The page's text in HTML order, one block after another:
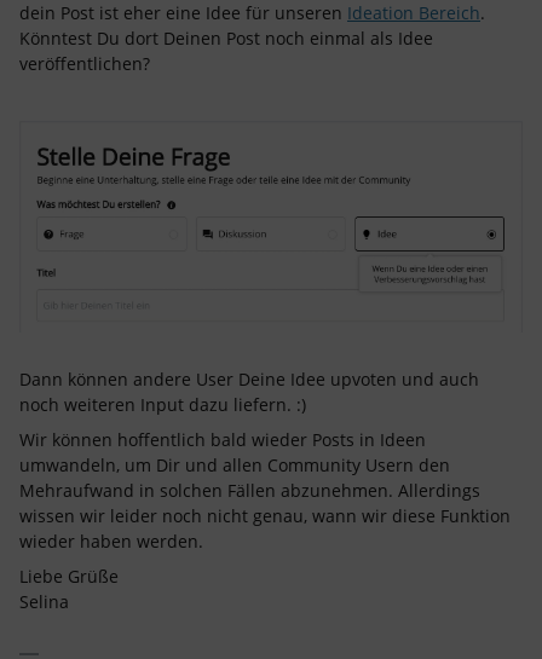
dein Post ist eher eine Idee für unseren Ideation Bereich.
Könntest Du dort Deinen Post noch einmal als Idee
veröffentlichen?
Dann können andere User Deine Idee upvoten und auch
noch weiteren Input dazu liefern. :)
Wir können hoffentlich bald wieder Posts in Ideen
umwandeln, um Dir und allen Community Usern den
Mehraufwand in solchen Fällen abzunehmen. Allerdings
wissen wir leider noch nicht genau, wann wir diese Funktion
wieder haben werden.
Liebe Grüße
Selina